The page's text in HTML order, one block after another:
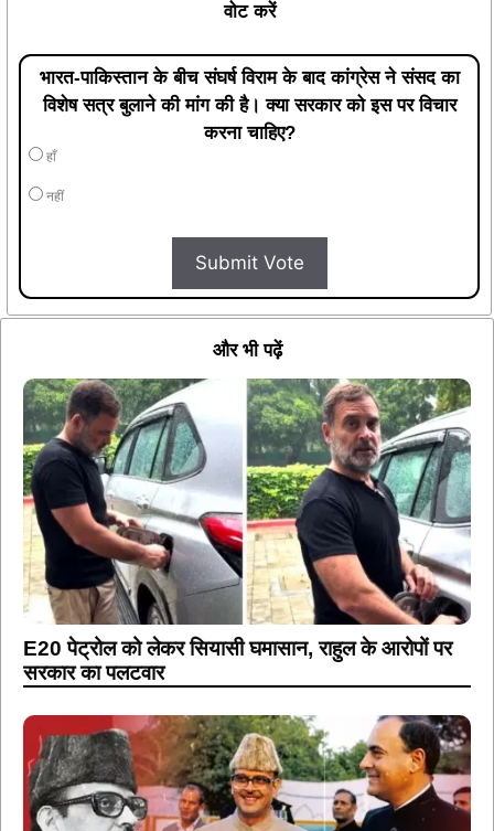
वोट करें
भारत-पाकिस्तान के बीच संघर्ष विराम के बाद कांग्रेस ने संसद का
विशेष सत्र बुलाने की मांग की है। क्या सरकार को इस पर विचार
करना चाहिए?
हाँ
नहीं
Submit Vote
और भी पढ़ें
E20 पेट्रोल को लेकर सियासी घमासान, राहुल के आरोपों पर
सरकार का पलटवार